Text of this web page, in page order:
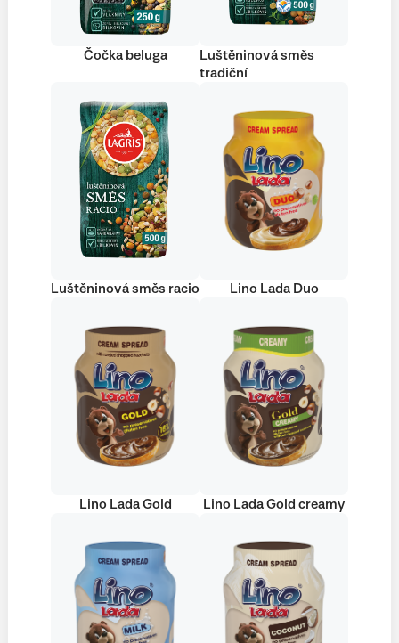
Čočka beluga
Luštěninová směs
tradiční
Luštěninová směs racio Lino Lada Duo
Lino Lada Gold Lino Lada Gold creamy